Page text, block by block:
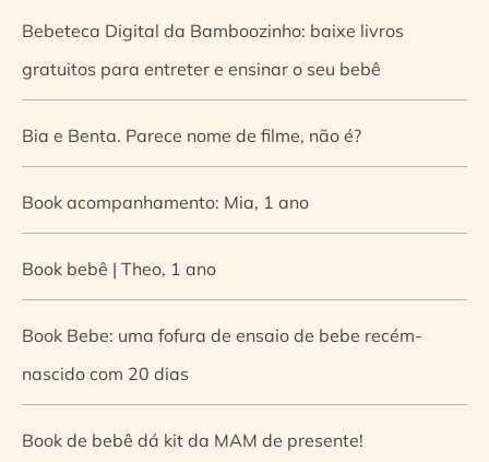
Bebeteca Digital da Bamboozinho: baixe livros
gratuitos para entreter e ensinar o seu bebê
Bia e Benta. Parece nome de filme, não é?
Book acompanhamento: Mia, 1 ano
Book bebê | Theo, 1 ano
Book Bebe: uma fofura de ensaio de bebe recém-
nascido com 20 dias
Book de bebê dá kit da MAM de presente!